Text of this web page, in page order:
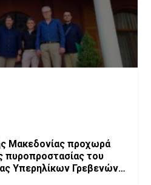
Μακεδονίας προχωρά
πυροπροστασίας του
Υπερηλίκων Γρεβενών